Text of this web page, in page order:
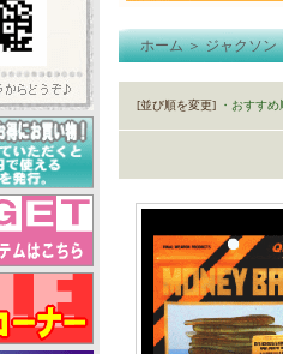
ホーム＞ジャクソン
[並び順を変更] ・おすすめ